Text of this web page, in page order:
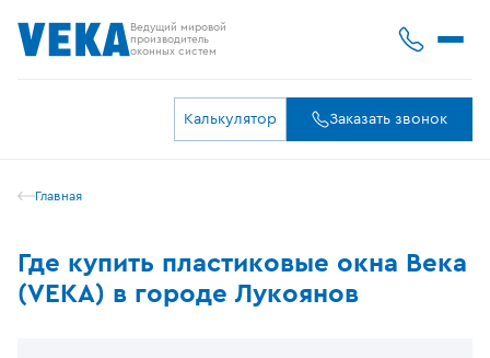
Ведущий мировой
производитель
оконных систем
Калькулятор Заказать звонок
Главная
Где купить пластиковые окна Века
(VEKA) в городе Лукоянов